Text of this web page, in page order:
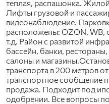
теплая, распашонка.
Лифты грузовой и
видеонаблюдение.
расположены: OZON, WB,
т.д. Район с развитой
бассейн, банки,
салоны и
транспорта в 200 метров
транспортное сообщение
продажа. Подходит под
одобрении. Все вопросы